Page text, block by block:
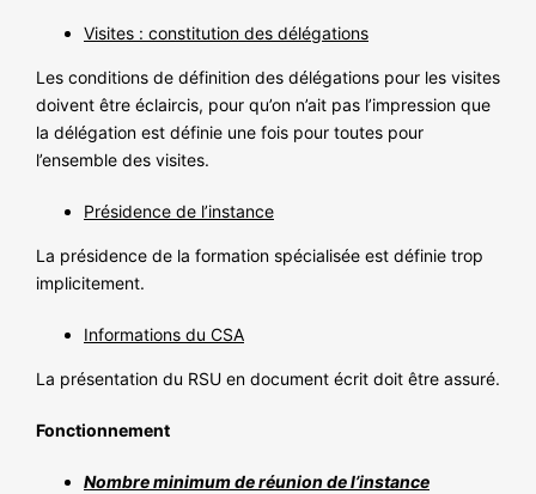
Visites : constitution des délégations
Les conditions de définition des délégations pour les visites
doivent être éclaircis, pour qu’on n’ait pas l’impression que
la délégation est définie une fois pour toutes pour
l’ensemble des visites.
Présidence de l’instance
La présidence de la formation spécialisée est définie trop
implicitement.
Informations du CSA
La présentation du RSU en document écrit doit être assuré.
Fonctionnement
Nombre minimum de réunion de l’instance